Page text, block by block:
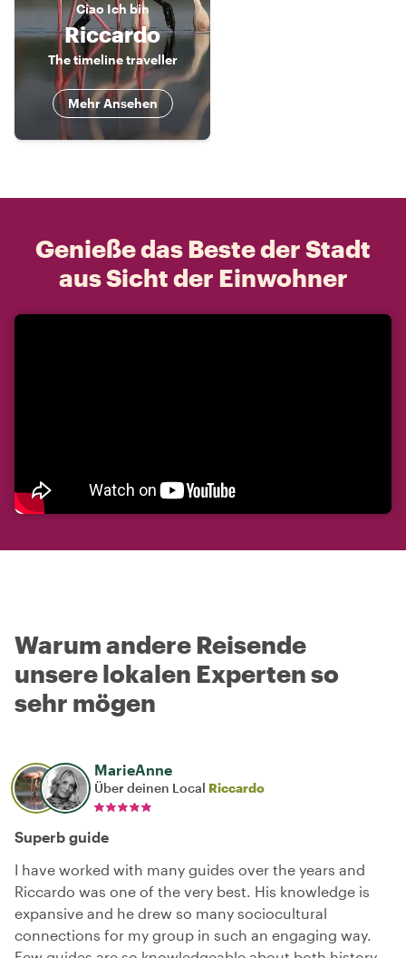
CiaoIch bin
Riccardo
The timeline traveller
Mehr Ansehen
Genieße das Beste der Stadt
aus Sicht der Einwohner
Warum andere Reisende
unsere lokalen Experten so
sehr mögen
MarieAnne
Über deinen Local Riccardo
Superb guide
I have worked with many guides over the years and
Riccardo was one of the very best. His knowledge is
expansive and he drew so many sociocultural
connections for my group in such an engaging way.